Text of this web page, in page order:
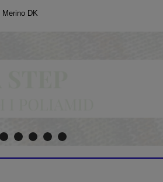
Merino DK